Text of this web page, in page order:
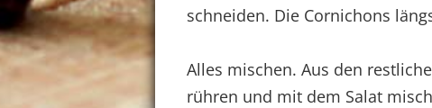
schneiden. Die Cornichons
Alles mischen. Aus den
rühren und mit dem Salat